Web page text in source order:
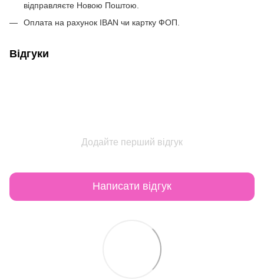
відправляєте Новою Поштою.
Оплата на рахунок IBAN чи картку ФОП.
Відгуки
Додайте перший відгук
Написати відгук